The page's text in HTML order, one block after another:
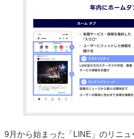
9月から始まった「LINE」のリニュ